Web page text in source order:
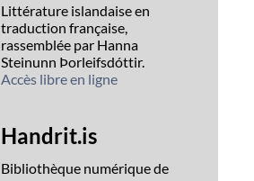
Littérature islandaise en
traduction française,
rassemblée par Hanna
Steinunn Þorleifsdóttir.
Accès libre en ligne
Handrit.is
Bibliothèque numérique de